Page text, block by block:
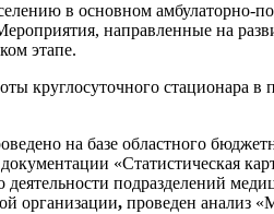
в основном амбулаторно-
направленные на
этапе.
круглосуточного стационара в
на базе областного
«Статистическая
деятельности подразделений
организации, проведен анализ